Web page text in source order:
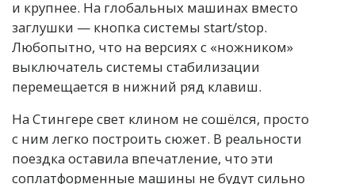
и крупнее. На глобальных машинах вместо
заглушки — кнопка системы start/stop.
Любопытно, что на версиях с «ножником»
выключатель системы стабилизации
перемещается в нижний ряд клавиш.
На Стингере свет клином не сошёлся, просто
с ним легко построить сюжет. В реальности
поездка оставила впечатление, что эти
соплатформенные машины не будут сильно